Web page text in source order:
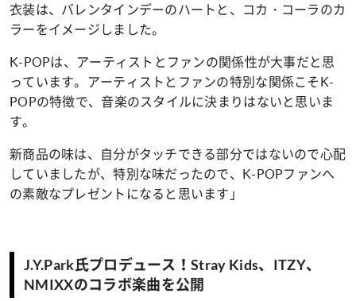
衣装は、バレンタインデーのハートと、コカ・コーラのカ
ラーをイメージしました。
K-POPは、アーティストとファンの関係性が大事だと思
っています。アーティストとファンの特別な関係こそK-
POPの特徴で、音楽のスタイルに決まりはないと思いま
す。
新商品の味は、自分がタッチできる部分ではないので心配
していましたが、特別な味だったので、K-POPファンへ
の素敵なプレゼントになると思います」
J.Y.Park氏プロデュース！Stray Kids、ITZY、
NMIXXのコラボ楽曲を公開